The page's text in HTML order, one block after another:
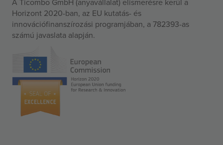
Horizont 2020-ban, az EU kutatás- és
innovációfinanszírozási programjában, a 782393-as
számú javaslata alapján.